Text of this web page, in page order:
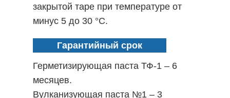
Гарантийный срок
закрытой таре при температуре от
минус 5 до 30 °С.
Герметизирующая паста ТФ-1 – 6
месяцев.
Вулканизующая паста №1 – 3